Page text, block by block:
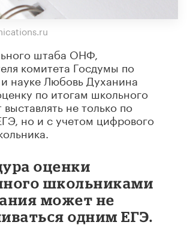
штаба ОНФ,
комитета Госдумы по
науке Любовь Духанина
по итогам школьного
выставлять не только по
но и с учетом цифрового
оценки
школьниками
может не
одним ЕГЭ.